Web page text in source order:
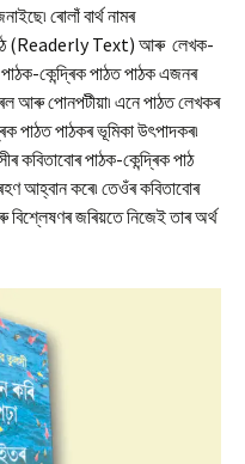
ৰোলাঁ বাৰ্থ নামৰ
পাঠ (Readerly Text) আৰু লেখক-
কেন্দ্ৰিক পাঠত পাঠক এজনৰ
আৰু পোনপটীয়া৷ এনে পাঠত লেখকৰ
পাঠত পাঠকৰ ভূমিকা উৎপাদকৰ৷
কবিতাবোৰ পাঠক-কেন্দ্ৰিক পাঠ
আহ্বান কৰে৷ তেওঁৰ কবিতাবোৰ
বিশ্লেষণৰ জৰিয়তে নিজেই তাৰ অৰ্থ